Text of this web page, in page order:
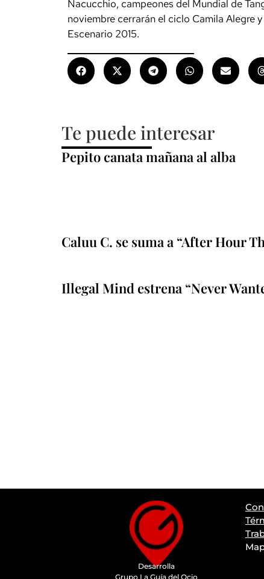
Nacucchio, campeones del Mundial de
noviembre cerrarán el ciclo Camila Alegre
Escenario 2015.
Te puede interesar
Pepito canata mañana al alba
Caluu C. se suma a “After Hour
Illegal Mind estrena “Never
Desarrolla
Grupo La Guía del Ocio